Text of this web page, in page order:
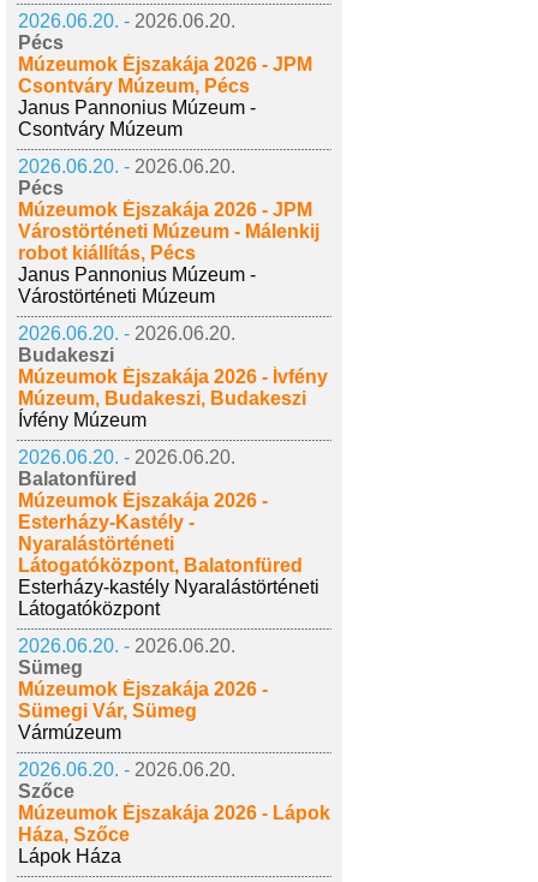
2026.06.20. - 2026.06.20.
Pécs
Múzeumok Éjszakája 2026 - JPM
Csontváry Múzeum, Pécs
Janus Pannonius Múzeum -
Csontváry Múzeum
2026.06.20. - 2026.06.20.
Pécs
Múzeumok Éjszakája 2026 - JPM
Várostörténeti Múzeum - Málenkij
robot kiállítás, Pécs
Janus Pannonius Múzeum -
Várostörténeti Múzeum
2026.06.20. - 2026.06.20.
Budakeszi
Múzeumok Éjszakája 2026 - Ívfény
Múzeum, Budakeszi, Budakeszi
Ívfény Múzeum
2026.06.20. - 2026.06.20.
Balatonfüred
Múzeumok Éjszakája 2026 -
Esterházy-Kastély -
Nyaralástörténeti
Látogatóközpont, Balatonfüred
Esterházy-kastély Nyaralástörténeti
Látogatóközpont
2026.06.20. - 2026.06.20.
Sümeg
Múzeumok Éjszakája 2026 -
Sümegi Vár, Sümeg
Vármúzeum
2026.06.20. - 2026.06.20.
Szőce
Múzeumok Éjszakája 2026 - Lápok
Háza, Szőce
Lápok Háza